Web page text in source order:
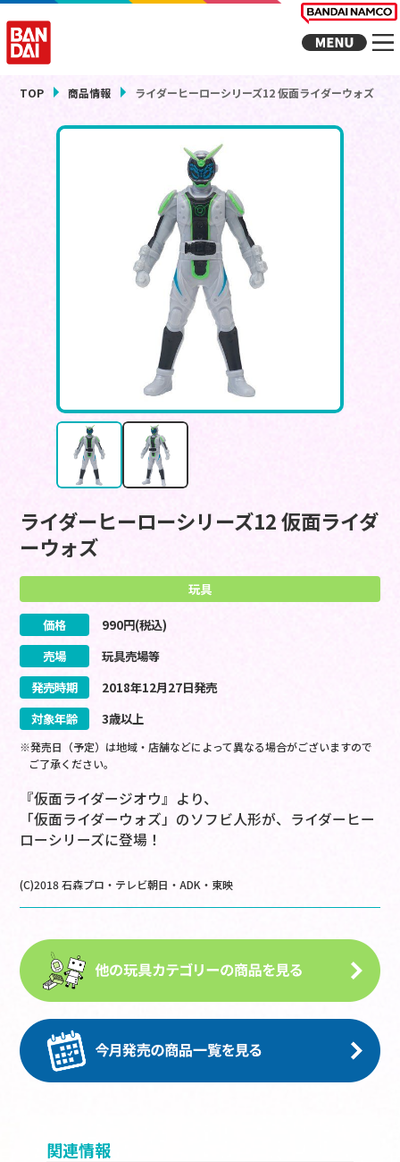
TOP 商品情報 ライダーヒーローシリーズ12 仮面ライダーウォズ
ライダーヒーローシリーズ12 仮面ライダ
ーウォズ
玩具
価格 990円(税込)
売場
玩具売場等
発売時期
2018年12月27日発売
対象年齢
3歳以上
※発売日（予定）は地域・店舗などによって異なる場合がございますので
ご了承ください。
『仮面ライダージオウ』より、
「仮面ライダーウォズ」のソフビ人形が、ライダーヒー
ローシリーズに登場！
(C)2018 石森プロ・テレビ朝日・ADK・東映
関連情報